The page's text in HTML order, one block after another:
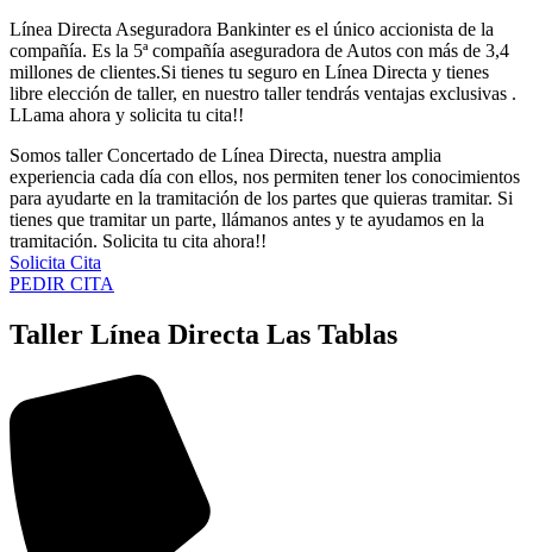
Línea Directa Aseguradora Bankinter es el único accionista de la
compañía. Es la 5ª compañía aseguradora de Autos con más de 3,4
millones de clientes.Si tienes tu seguro en Línea Directa y tienes
libre elección de taller, en nuestro taller tendrás ventajas exclusivas .
LLama ahora y solicita tu cita!!
Somos taller Concertado de Línea Directa, nuestra amplia
experiencia cada día con ellos, nos permiten tener los conocimientos
para ayudarte en la tramitación de los partes que quieras tramitar. Si
tienes que tramitar un parte, llámanos antes y te ayudamos en la
tramitación. Solicita tu cita ahora!!
Solicita Cita
PEDIR CITA
Taller Línea Directa Las Tablas